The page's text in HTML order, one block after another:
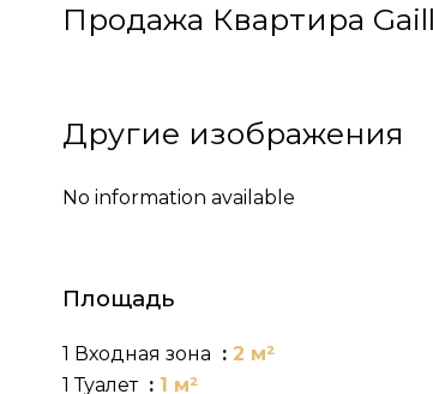
Продажа Квартира
Другие изображения
No information available
Площадь
1 Входная зона
2 м²
1 Туалет
1 м²